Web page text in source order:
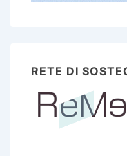
RETE DI